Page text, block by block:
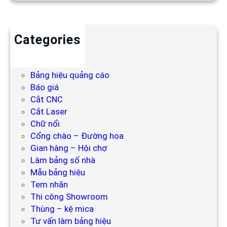
Categories
Bảng hiệu quảng cáo
Báo giá
Cắt CNC
Cắt Laser
Chữ nổi
Cổng chào – Đường hoa
Gian hàng – Hội chợ
Làm bảng số nhà
Mẫu bảng hiệu
Tem nhãn
Thi công Showroom
Thùng – kệ mica
Tư vấn làm bảng hiệu